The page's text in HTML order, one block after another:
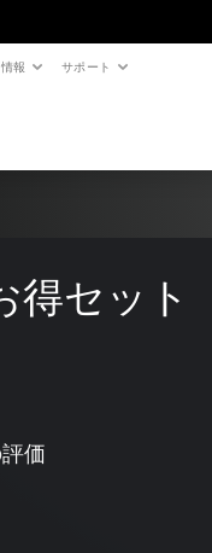
報 サポート
得セット
価